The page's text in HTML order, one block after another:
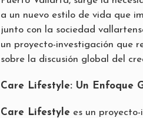
a un nuevo estilo de vida que
junto con la sociedad
un proyecto-investigación que
sobre la discusión global del
Care Lifestyle: Un Enfoque
Care Lifestyle es un